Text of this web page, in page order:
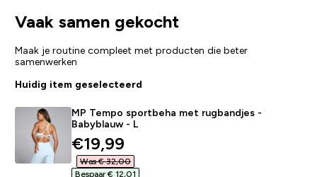
Vaak samen gekocht
Maak je routine compleet met producten die beter
samenwerken
Huidig item geselecteerd
MP Tempo sportbeha met rugbandjes -
Babyblauw - L
discounted price
€19,99‎
Was € 32,00‎
Bespaar € 12,01‎